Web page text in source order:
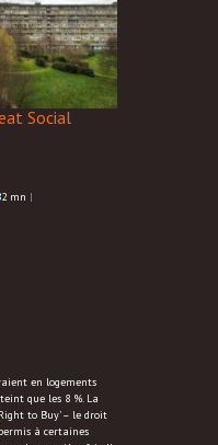
Social
mn |
en logements
que les 8 %. La
to Buy’ – le droit
à certaines